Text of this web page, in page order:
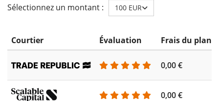
Sélectionnez un montant : 100 EUR
Courtier Évaluation Frais du plan
0,00 €
0,00 €